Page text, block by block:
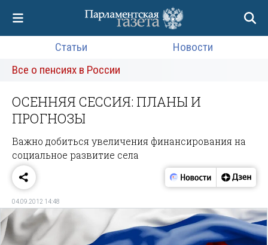
Статьи
Новости
Все о пенсиях в России
ОСЕННЯЯ СЕССИЯ: ПЛАНЫ И
ПРОГНОЗЫ
Важно добиться увеличения финансирования на
социальное развитие села
04.09.2012 14:48